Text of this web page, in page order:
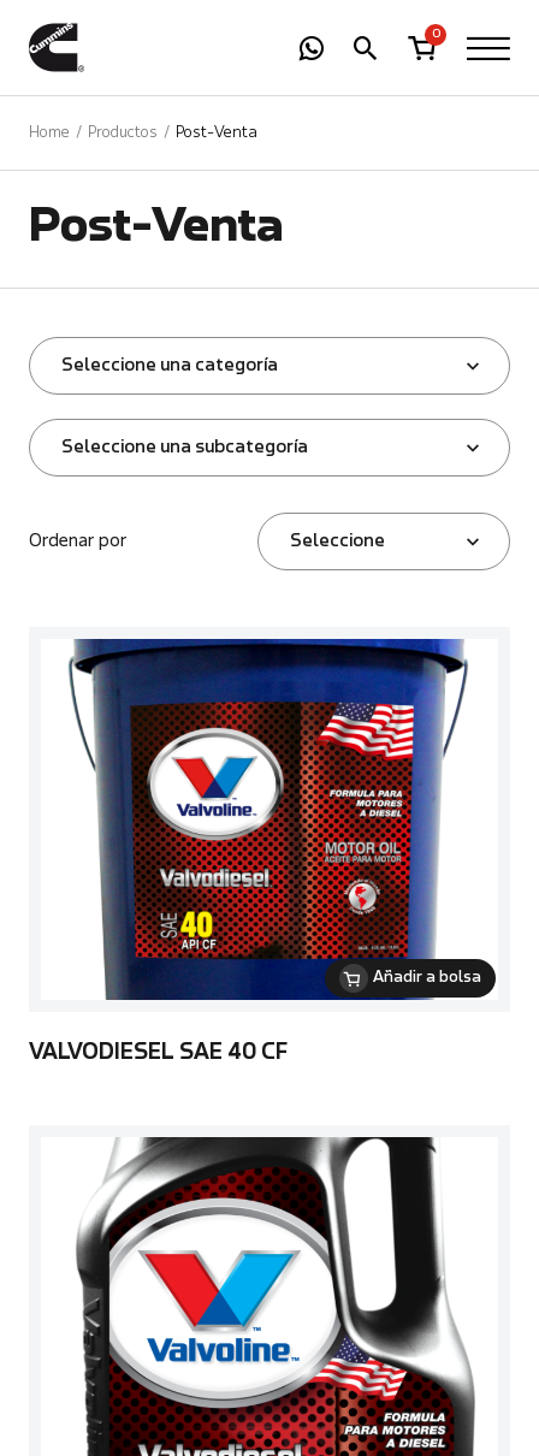
0
Home Productos Post-Venta
Post-Venta
Seleccione una categoría
Seleccione una subcategoría
Ordenar por Seleccione
Añadir a bolsa
VALVODIESEL SAE 40 CF